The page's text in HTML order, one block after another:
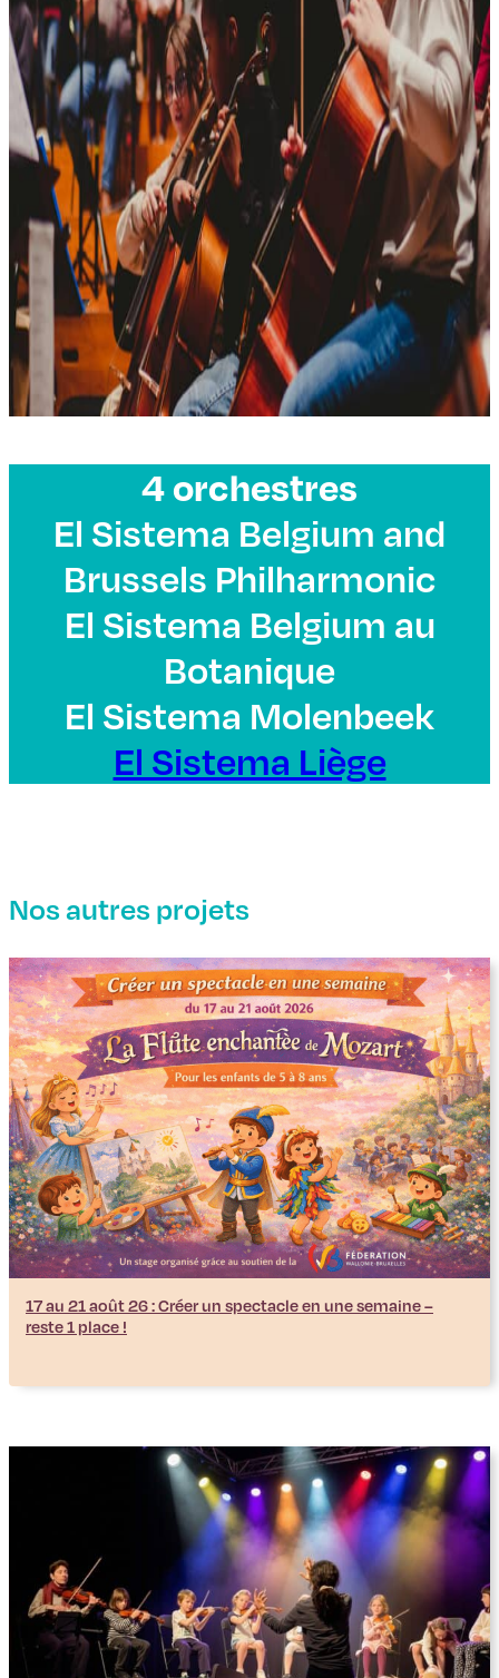
4 orchestres
El Sistema Belgium and
Brussels Philharmonic
El Sistema Belgium au
Botanique
El Sistema Molenbeek
El Sistema Liège
Nos autres projets
17 au 21 août 26 : Créer un spectacle en une semaine –
reste 1 place !